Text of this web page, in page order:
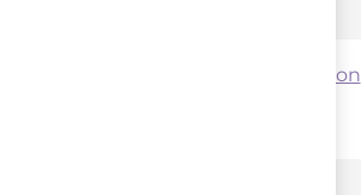
Coordination